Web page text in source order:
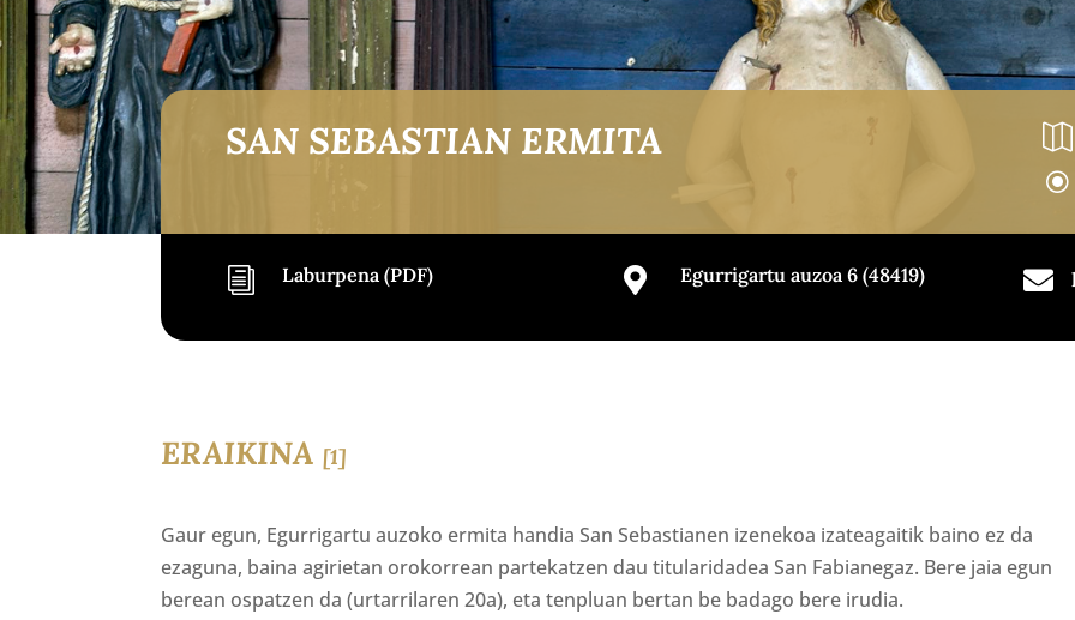
SAN SEBASTIAN ERMITA 
\
i Laburpena (PDF)  Egurrigartu auzoa 6 (48419) 
ERAIKINA [1]
Gaur egun, Egurrigartu auzoko ermita handia San Sebastianen izenekoa izateagaitik baino ez da
ezaguna, baina agirietan orokorrean partekatzen dau titularidadea San Fabianegaz. Bere jaia egun
berean ospatzen da (urtarrilaren 20a), eta tenpluan bertan be badago bere irudia.